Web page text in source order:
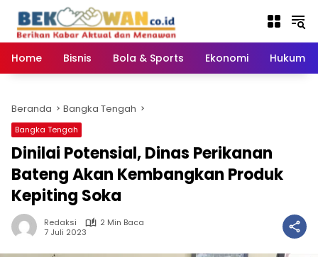
konten
Home
Bisnis Bola & Sports Ekonomi Hukum
Beranda Bangka Tengah
Bangka Tengah
Dinilai Potensial, Dinas Perikanan
Bateng Akan Kembangkan Produk
Kepiting Soka
Redaksi
2 Min Baca
7 Juli 2023